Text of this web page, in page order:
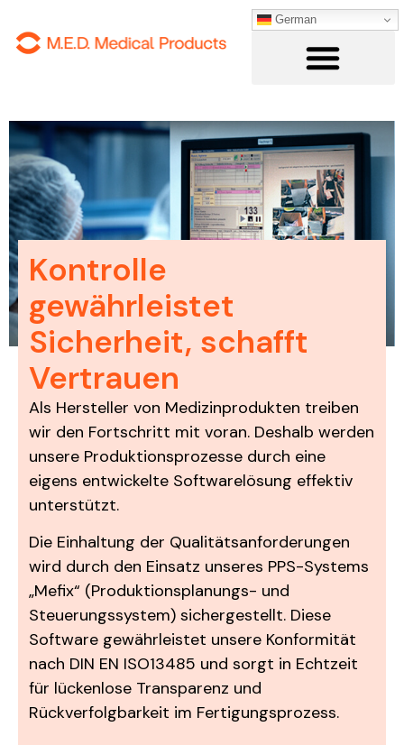
German
Kontrolle
gewährleistet
Sicherheit, schafft
Vertrauen
Als Hersteller von Medizinprodukten treiben
wir den Fortschritt mit voran. Deshalb werden
unsere Produktionsprozesse durch eine
eigens entwickelte Softwarelösung effektiv
unterstützt.
Die Einhaltung der Qualitätsanforderungen
wird durch den Einsatz unseres PPS-Systems
„Mefix“ (Produktionsplanungs- und
Steuerungssystem) sichergestellt. Diese
Software gewährleistet unsere Konformität
nach DIN EN ISO13485 und sorgt in Echtzeit
für lückenlose Transparenz und
Rückverfolgbarkeit im Fertigungsprozess.